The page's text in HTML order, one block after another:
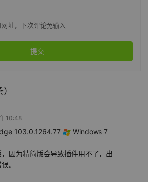
址，下次评论免输入
提交
10:48
103.0.1264.77
Windows 7
因为精简版会导致插件用不了，出
。